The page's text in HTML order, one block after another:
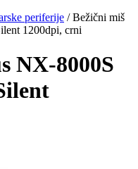
periferije / Bežični miš
1200dpi, crni
NX-8000S